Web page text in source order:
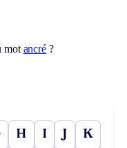
mot ancré ?
H I J K